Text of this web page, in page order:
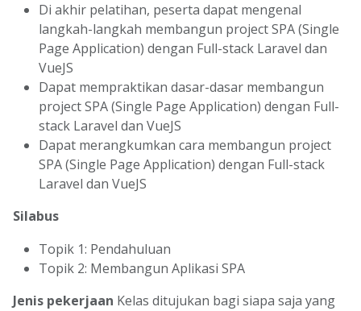
Di akhir pelatihan, peserta dapat mengenal
langkah-langkah membangun project SPA (Single
Page Application) dengan Full-stack Laravel dan
VueJS
Dapat mempraktikan dasar-dasar membangun
project SPA (Single Page Application) dengan Full-
stack Laravel dan VueJS
Dapat merangkumkan cara membangun project
SPA (Single Page Application) dengan Full-stack
Laravel dan VueJS
Silabus
Topik 1: Pendahuluan
Topik 2: Membangun Aplikasi SPA
Jenis pekerjaan Kelas ditujukan bagi siapa saja yang